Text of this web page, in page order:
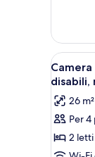
disabili
(Roll-
In
Smoke
Free)
Business,
letto
king,
ai
disabili
In
Shower,
Apri
tutte
le
foto
per
4
disabili,
26 m²
Per
2